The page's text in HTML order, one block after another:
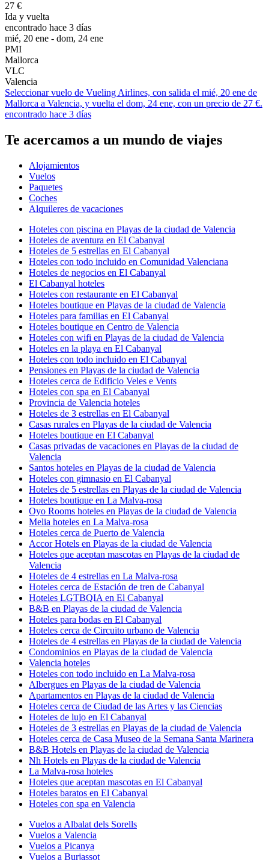
27 €
Ida y vuelta
encontrado hace 3 días
mié, 20 ene - dom, 24 ene
PMI
Mallorca
VLC
Valencia
Seleccionar vuelo de Vueling Airlines, con salida el mié, 20 ene de
Mallorca a Valencia, y vuelta el dom, 24 ene, con un precio de 27 €.
encontrado hace 3 días
Te acercamos a un mundo de viajes
Alojamientos
Vuelos
Paquetes
Coches
Alquileres de vacaciones
Hoteles con piscina en Playas de la ciudad de Valencia
Hoteles de aventura en El Cabanyal
Hoteles de 5 estrellas en El Cabanyal
Hoteles con todo incluido en Comunidad Valenciana
Hoteles de negocios en El Cabanyal
El Cabanyal hoteles
Hoteles con restaurante en El Cabanyal
Hoteles boutique en Playas de la ciudad de Valencia
Hoteles para familias en El Cabanyal
Hoteles boutique en Centro de Valencia
Hoteles con wifi en Playas de la ciudad de Valencia
Hoteles en la playa en El Cabanyal
Hoteles con todo incluido en El Cabanyal
Pensiones en Playas de la ciudad de Valencia
Hoteles cerca de Edificio Veles e Vents
Hoteles con spa en El Cabanyal
Provincia de Valencia hoteles
Hoteles de 3 estrellas en El Cabanyal
Casas rurales en Playas de la ciudad de Valencia
Hoteles boutique en El Cabanyal
Casas privadas de vacaciones en Playas de la ciudad de
Valencia
Santos hoteles en Playas de la ciudad de Valencia
Hoteles con gimnasio en El Cabanyal
Hoteles de 5 estrellas en Playas de la ciudad de Valencia
Hoteles boutique en La Malva-rosa
Oyo Rooms hoteles en Playas de la ciudad de Valencia
Melia hoteles en La Malva-rosa
Hoteles cerca de Puerto de Valencia
Accor Hotels en Playas de la ciudad de Valencia
Hoteles que aceptan mascotas en Playas de la ciudad de
Valencia
Hoteles de 4 estrellas en La Malva-rosa
Hoteles cerca de Estación de tren de Cabanyal
Hoteles LGTBQIA en El Cabanyal
B&B en Playas de la ciudad de Valencia
Hoteles para bodas en El Cabanyal
Hoteles cerca de Circuito urbano de Valencia
Hoteles de 4 estrellas en Playas de la ciudad de Valencia
Condominios en Playas de la ciudad de Valencia
Valencia hoteles
Hoteles con todo incluido en La Malva-rosa
Albergues en Playas de la ciudad de Valencia
Apartamentos en Playas de la ciudad de Valencia
Hoteles cerca de Ciudad de las Artes y las Ciencias
Hoteles de lujo en El Cabanyal
Hoteles de 3 estrellas en Playas de la ciudad de Valencia
Hoteles cerca de Casa Museo de la Semana Santa Marinera
B&B Hotels en Playas de la ciudad de Valencia
Nh Hotels en Playas de la ciudad de Valencia
La Malva-rosa hoteles
Hoteles que aceptan mascotas en El Cabanyal
Hoteles baratos en El Cabanyal
Hoteles con spa en Valencia
Vuelos a Albalat dels Sorells
Vuelos a Valencia
Vuelos a Picanya
Vuelos a Burjassot